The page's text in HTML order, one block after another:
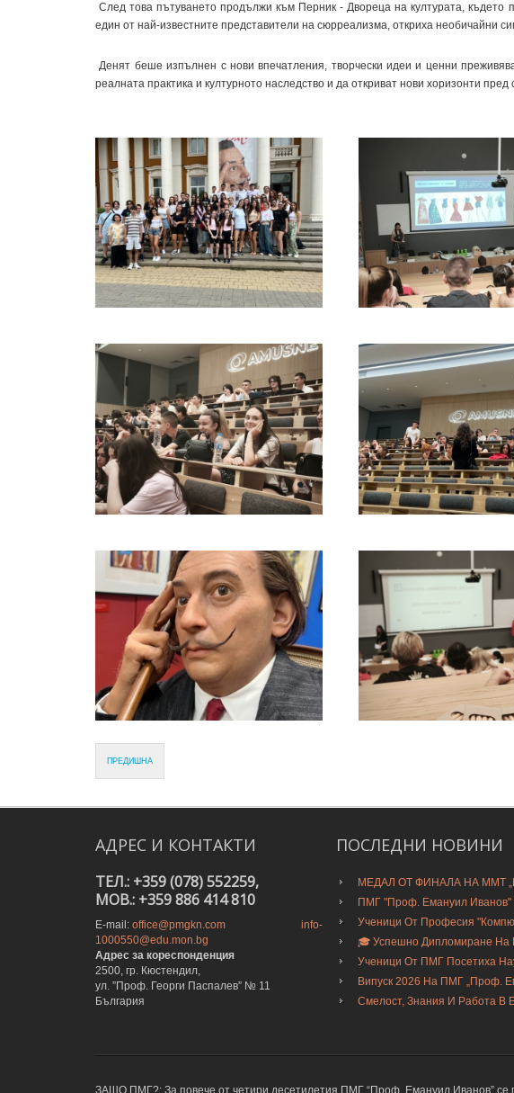
След това пътуването продължи към Перник - Двореца на културата, където
един от най-известните представители на сюрреализма, откриха необичайни
Денят беше изпълнен с нови впечатления, творчески идеи и ценни
реалната практика и културното наследство и да откриват нови хоризонти
ПРЕДИШНА
АДРЕС И КОНТАКТИ
ТЕЛ.: +359 (078) 552259,
MOB.: +359 886 414 810
E-mail: office@pmgkn.com
info-
1000550@edu.mon.bg
Адрес за кореспонденция
2500, гр. Кюстендил,
ул. ”Проф. Георги Паспалев” № 11
България
ПОСЛЕДНИ НОВИНИ
МЕДАЛ ОТ ФИНАЛА НА ММТ
ПМГ "Проф. Емануил Иванов"
Ученици От Професия
🎓 Успешно Дипломиране На
Ученици От ПМГ Посетиха
Випуск 2026 На ПМГ „Проф.
Смелост, Знания И Работа В
ЗАЩО ПМГ?: За повече от четири десетилетия ПМГ “Проф. Емануил Иванов” се